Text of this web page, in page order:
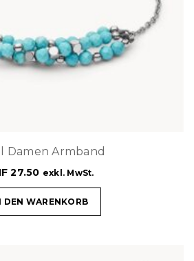
Damen Armband
27.50 exkl. MwSt.
DEN WARENKORB